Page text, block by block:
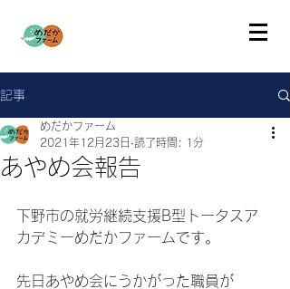
記事
あやめ会報告
めだかファーム
2021年12月23日 読了時間: 1分
下野市の就労継続支援B型トータスア
カデミーめだかファームです。
先日あやめ会にうかがった職員が